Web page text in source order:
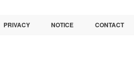
PRIVACY NOTICE CONTACT